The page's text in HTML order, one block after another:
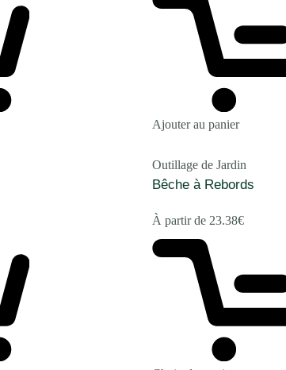
Ajouter au panier
Outillage de Jardin
Bêche à Rebords
À partir de 23.38€